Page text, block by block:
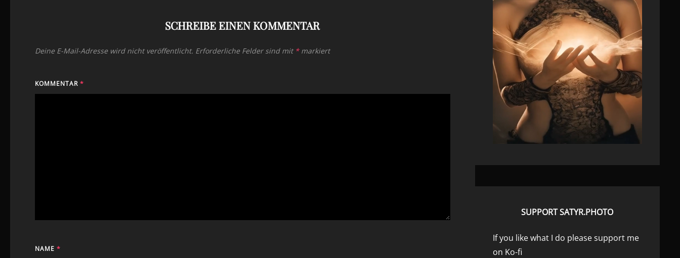
SCHREIBE EINEN KOMMENTAR
Deine E-Mail-Adresse wird nicht veröffentlicht. Erforderliche Felder sind mit *markiert
KOMMENTAR *
NAME *
SUPPORT SATYR.PHOTO
If you like what I do please support me
on Ko-fi